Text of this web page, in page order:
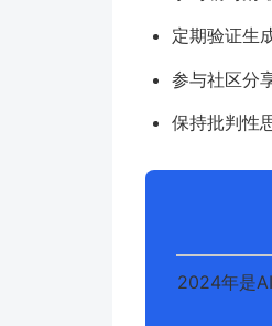
定期验证生
参与社区分
保持批判性
2024年是